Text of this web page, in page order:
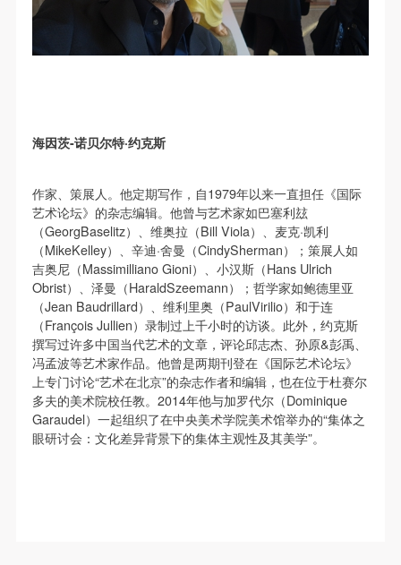
海因茨-诺贝尔特·约克斯
作家、策展人。他定期写作，自1979年以来一直担任《国际
艺术论坛》的杂志编辑。他曾与艺术家如巴塞利玆
（GeorgBaselitz）、维奥拉（Bill Viola）、麦克·凯利
（MikeKelley）、辛迪·舍曼（CindySherman）；策展人如
吉奥尼（Massimilliano Gioni）、小汉斯（Hans Ulrich
Obrist）、泽曼（HaraldSzeemann）；哲学家如鲍德里亚
（Jean Baudrillard）、维利里奥（PaulVirilio）和于连
（François Jullien）录制过上千小时的访谈。此外，约克斯
撰写过许多中国当代艺术的文章，评论邱志杰、孙原&彭禹、
冯孟波等艺术家作品。他曾是两期刊登在《国际艺术论坛》
上专门讨论“艺术在北京”的杂志作者和编辑，也在位于杜赛尔
多夫的美术院校任教。2014年他与加罗代尔（Dominique
Garaudel）一起组织了在中央美术学院美术馆举办的“集体之
眼研讨会：文化差异背景下的集体主观性及其美学”。
民法通则》以及 最高人民法院关于贯彻执行 《中华
人民共和国民法通则》若干问题的意见（试行）>的
一、 一般约定
肖像权许可乙方作符合本协议约定和法律规定的用
途。
（2）、乙方中央美术学院美术馆是一所具有标志
性、专业性、国际化的现代公共美术馆。中央美术学
院美术馆与时代同行，努力塑造一个开放、自由、学
术的空间氛围，竭诚与各单位、企业、机构、艺术家
和观众进行良好互动。以学院的学术研究为基础，积
极策划国际、国内多视角、多领域的展览、论坛及公
共教育活动，为美院师生、中外艺术家以及社会公众
提供一个交流、学习、展示的平台。作为一家公益性
单位，其开展的公共教育活动以学术性和公益性为
民法通则》以及 最高人民法院关于贯彻执行 《中华
人民共和国民法通则》若干问题的意见（试行）>的
一、 一般约定
肖像权许可乙方作符合本协议约定和法律规定的用
途。
（2）、乙方中央美术学院美术馆是一所具有标志
性、专业性、国际化的现代公共美术馆。中央美术学
院美术馆与时代同行，努力塑造一个开放、自由、学
术的空间氛围，竭诚与各单位、企业、机构、艺术家
和观众进行良好互动。以学院的学术研究为基础，积
极策划国际、国内多视角、多领域的展览、论坛及公
共教育活动，为美院师生、中外艺术家以及社会公众
提供一个交流、学习、展示的平台。作为一家公益性
单位，其开展的公共教育活动以学术性和公益性为
民法通则》以及 最高人民法院关于贯彻执行 《中华
人民共和国民法通则》若干问题的意见（试行）>的
一、 一般约定
肖像权许可乙方作符合本协议约定和法律规定的用
途。
（2）、乙方中央美术学院美术馆是一所具有标志
性、专业性、国际化的现代公共美术馆。中央美术学
院美术馆与时代同行，努力塑造一个开放、自由、学
术的空间氛围，竭诚与各单位、企业、机构、艺术家
和观众进行良好互动。以学院的学术研究为基础，积
极策划国际、国内多视角、多领域的展览、论坛及公
共教育活动，为美院师生、中外艺术家以及社会公众
提供一个交流、学习、展示的平台。作为一家公益性
单位，其开展的公共教育活动以学术性和公益性为